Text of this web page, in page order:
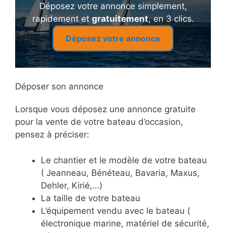
Déposez votre annonce simplement,
rapidement et gratuitement, en 3 clics.
Déposez votre annonce
Déposer son annonce
Lorsque vous déposez une annonce gratuite
pour la vente de votre bateau d’occasion,
pensez à préciser:
Le chantier et le modèle de votre bateau
( Jeanneau, Bénéteau, Bavaria, Maxus,
Dehler, Kirié,…)
La taille de votre bateau
L’équipement vendu avec le bateau (
électronique marine, matériel de sécurité,